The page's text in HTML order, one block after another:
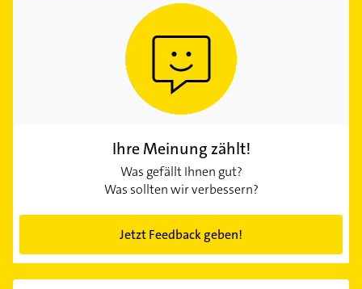
Ihre Meinung zählt!
Was gefällt Ihnen gut?
Was sollten wir verbessern?
Jetzt Feedback geben!